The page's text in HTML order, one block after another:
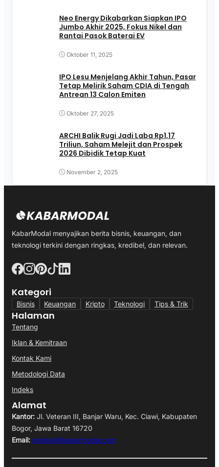
Neo Energy Dikabarkan Siapkan IPO
Jumbo Akhir 2025, Fokus Nikel dan
Rantai Pasok Baterai EV
Oktober 11, 2025
IPO Lesu Menjelang Akhir Tahun, Pasar
Tetap Melirik Saham CDIA di Tengah
Antrean 13 Calon Emiten
Oktober 27, 2025
ARCHI Balik Rugi Jadi Laba Rp1,17
Triliun, Saham Melejit dan Prospek
2026 Dibidik Tetap Kuat
November 2, 2025
KabarModal menyajikan berita bisnis, keuangan, dan
teknologi terkini dengan ringkas, kredibel, dan relevan.
Kategori
Bisnis Keuangan Kripto Teknologi Tips & Trik
Halaman
Tentang
Iklan & Kemitraan
Kontak Kami
Metodologi Data
Indeks
Alamat
Kantor: Jl. Veteran III, Banjar Waru, Kec. Ciawi, Kabupaten
Bogor, Jawa Barat 16720
Email: redaksi@kabarmodal.com